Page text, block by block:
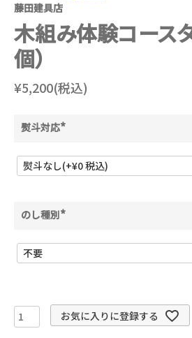
藤田建具店
木組み体験コース
個）
¥5,200(税込)
熨斗対応
須
)
のし種別
須
お気に入りに登録する